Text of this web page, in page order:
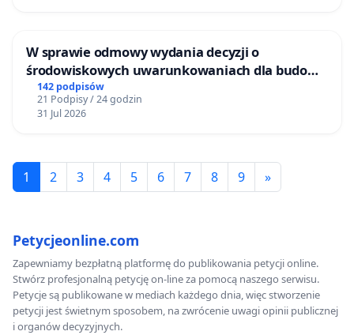
W sprawie odmowy wydania decyzji o
środowiskowych uwarunkowaniach dla budowy
zakładu wytwarzania biometanu „Krynki” w
Ostrowiu Południowym oraz ochrony
mieszkańców i Puszczy Knyszyńskiej
142 podpisów
21 Podpisy / 24 godzin
31 Jul 2026
1 2 3 4 5 6 7 8 9 »
Petycjeonline.com
Zapewniamy bezpłatną platformę do publikowania petycji online.
Stwórz profesjonalną petycję on-line za pomocą naszego serwisu.
Petycje są publikowane w mediach każdego dnia, więc stworzenie
petycji jest świetnym sposobem, na zwrócenie uwagi opinii publicznej
i organów decyzyjnych.